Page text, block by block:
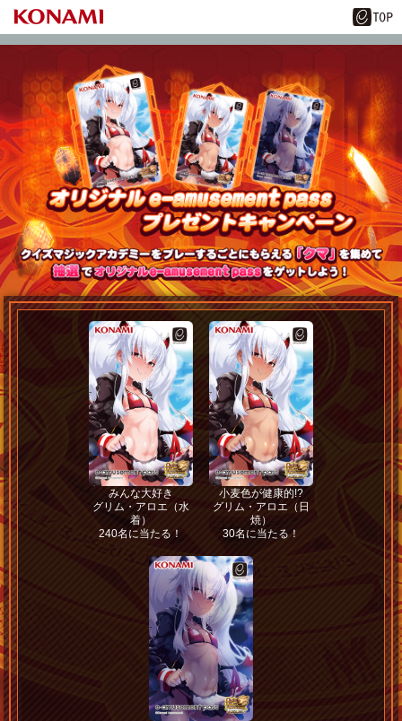
みんな大好き
グリム・アロエ（水
着）
240名に当たる！
小麦色が健康的!?
グリム・アロエ（日
焼）
30名に当たる！